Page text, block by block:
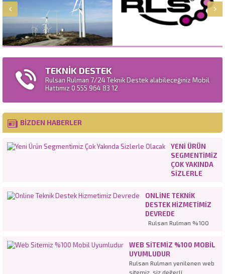
TEKNİK DESTEK
Rulsan Rulman 7/24 Teknik Destek alabileceğiniz Mobil
Hattımız 0 555 964 83 12
BİZDEN HABERLER
YENI ÜRÜN
SEGMENTIMIZ
ÇOK YAKINDA
SIZLERLE
ONLINE TEKNIK
DESTEK HIZMETIMIZ
DEVREDE
Rulsan Rulman %100
memnuniyetinden
hareketle en iyi hizmeti
vermeye devam ediyor.
Tamamen yenilenen web
WEB SITEMIZ %100 MOBIL
UYUMLUDUR
Rulsan Rulman yenilenen web
sitemiz, siz değerli